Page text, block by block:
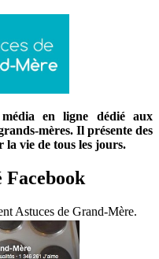
en ligne dédié aux
mères. Il présente des
la vie de tous les jours.
Facebook
Astuces de Grand-Mère.